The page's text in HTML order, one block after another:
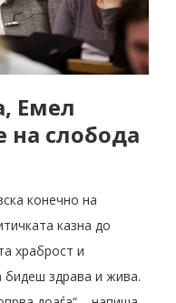
Емел
на слобода
конечно на
казна до
храброст и
бидеш здрава и жива.